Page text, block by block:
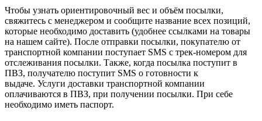
Чтобы узнать ориентировочный вес и объём посылки,
свяжитесь с менеджером и сообщите название всех позиций,
которые необходимо доставить (удобнее ссылками на товары
на нашем сайте). После отправки посылки, покупателю от
транспортной компании поступает SMS с трек-номером для
отслеживания посылки. Также, когда посылка поступит в
ПВЗ, получателю поступит SMS о готовности к
выдаче. Услуги доставки транспортной компании
оплачиваются в ПВЗ, при получении посылки. При себе
необходимо иметь паспорт.